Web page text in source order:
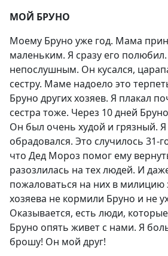
МОЙ БРУНО
Моему Бруно уже год. Мама
маленьким. Я сразу его
непослушным. Он кусался,
сестру. Маме надоело это
Бруно других хозяев. Я плакал
сестра тоже. Через 10 дней
Он был очень худой и грязный.
обрадовался. Это случилось 31-
что Дед Мороз помог ему
разозлилась на тех людей. И
пожаловаться на них в милицию
хозяева не кормили Бруно и не
Оказывается, есть люди,
Бруно опять живет с нами. Я
брошу! Он мой друг!